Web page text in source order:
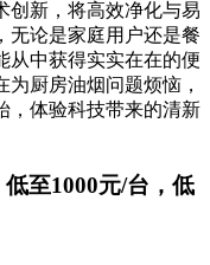
创新，将高效净化与易
无论是家庭用户还是餐
从中获得实实在在的便
为厨房油烟问题烦恼，
，体验科技带来的清新
至1000元/台，低